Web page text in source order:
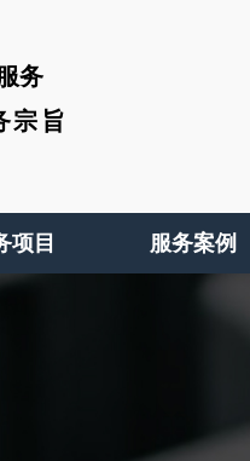
务
宗旨
项目 服务案例